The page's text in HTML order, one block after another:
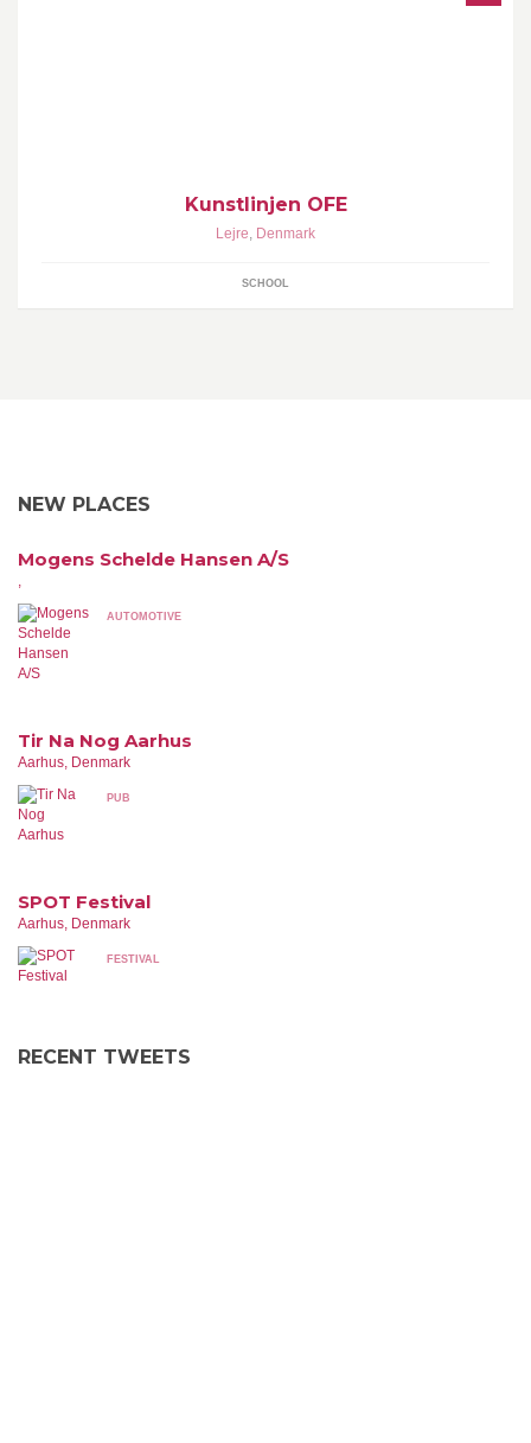
Kunstlinjen OFE
Lejre, Denmark
SCHOOL
NEW PLACES
Mogens Schelde Hansen A/S
,
AUTOMOTIVE
Tir Na Nog Aarhus
Aarhus, Denmark
PUB
SPOT Festival
Aarhus, Denmark
FESTIVAL
RECENT TWEETS